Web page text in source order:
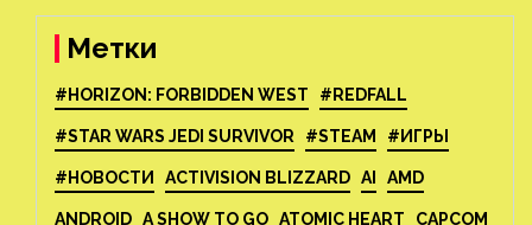
Метки
#HORIZON: FORBIDDEN WEST #REDFALL
#STAR WARS JEDI SURVIVOR #STEAM #ИГРЫ
#НОВОСТИ ACTIVISION BLIZZARD AI AMD
ANDROID A SHOW TO GO ATOMIC HEART CAPCOM